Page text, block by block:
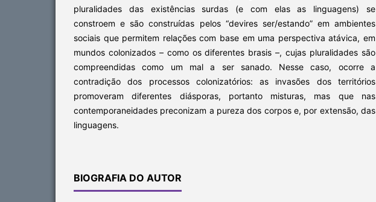
pluralidades das existências surdas (e com elas as linguagens) se
constroem e são construídas pelos “devires ser/estando” em ambientes
sociais que permitem relações com base em uma perspectiva atávica, em
mundos colonizados – como os diferentes brasis –, cujas pluralidades são
compreendidas como um mal a ser sanado. Nesse caso, ocorre a
contradição dos processos colonizatórios: as invasões dos territórios
promoveram diferentes diásporas, portanto misturas, mas que nas
contemporaneidades preconizam a pureza dos corpos e, por extensão, das
linguagens.
BIOGRAFIA DO AUTOR